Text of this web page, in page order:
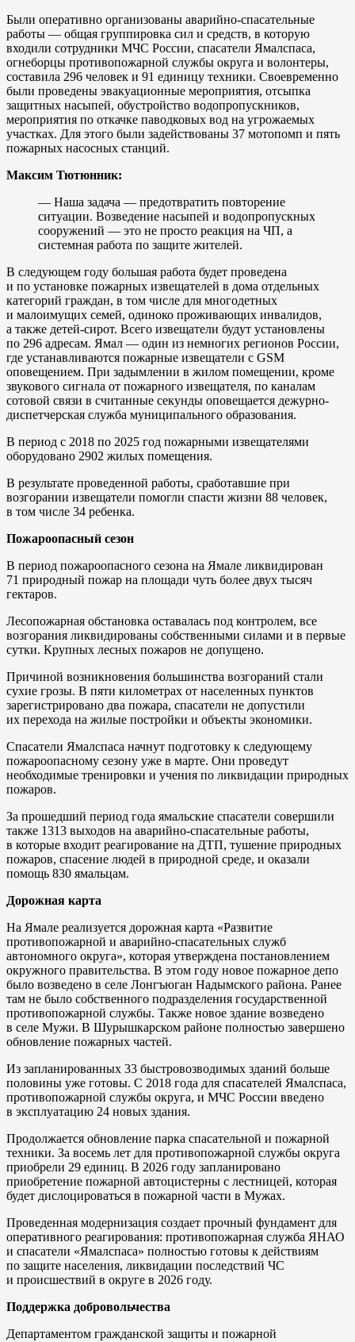
Были оперативно организованы аварийно-спасательные
работы — общая группировка сил и средств, в которую
входили сотрудники МЧС России, спасатели Ямалспаса,
огнеборцы противопожарной службы округа и волонтеры,
составила 296 человек и 91 единицу техники. Своевременно
были проведены эвакуационные мероприятия, отсыпка
защитных насыпей, обустройство водопропускников,
мероприятия по откачке паводковых вод на угрожаемых
участках. Для этого были задействованы 37 мотопомп и пять
пожарных насосных станций.
Максим Тютюнник:
— Наша задача — предотвратить повторение
ситуации. Возведение насыпей и водопропускных
сооружений — это не просто реакция на ЧП, а
системная работа по защите жителей.
В следующем году большая работа будет проведена
и по установке пожарных извещателей в дома отдельных
категорий граждан, в том числе для многодетных
и малоимущих семей, одиноко проживающих инвалидов,
а также детей-сирот. Всего извещатели будут установлены
по 296 адресам. Ямал — один из немногих регионов России,
где устанавливаются пожарные извещатели с GSM
оповещением. При задымлении в жилом помещении, кроме
звукового сигнала от пожарного извещателя, по каналам
сотовой связи в считанные секунды оповещается дежурно-
диспетчерская служба муниципального образования.
В период с 2018 по 2025 год пожарными извещателями
оборудовано 2902 жилых помещения.
В результате проведенной работы, сработавшие при
возгорании извещатели помогли спасти жизни 88 человек,
в том числе 34 ребенка.
Пожароопасный сезон
В период пожароопасного сезона на Ямале ликвидирован
71 природный пожар на площади чуть более двух тысяч
гектаров.
Лесопожарная обстановка оставалась под контролем, все
возгорания ликвидированы собственными силами и в первые
сутки. Крупных лесных пожаров не допущено.
Причиной возникновения большинства возгораний стали
сухие грозы. В пяти километрах от населенных пунктов
зарегистрировано два пожара, спасатели не допустили
их перехода на жилые постройки и объекты экономики.
Спасатели Ямалспаса начнут подготовку к следующему
пожароопасному сезону уже в марте. Они проведут
необходимые тренировки и учения по ликвидации природных
пожаров.
За прошедший период года ямальские спасатели совершили
также 1313 выходов на аварийно-спасательные работы,
в которые входит реагирование на ДТП, тушение природных
пожаров, спасение людей в природной среде, и оказали
помощь 830 ямальцам.
Дорожная карта
На Ямале реализуется дорожная карта «Развитие
противопожарной и аварийно-спасательных служб
автономного округа», которая утверждена постановлением
окружного правительства. В этом году новое пожарное депо
было возведено в селе Лонгъюган Надымского района. Ранее
там не было собственного подразделения государственной
противопожарной службы. Также новое здание возведено
в селе Мужи. В Шурышкарском районе полностью завершено
обновление пожарных частей.
Из запланированных 33 быстровозводимых зданий больше
половины уже готовы. С 2018 года для спасателей Ямалспаса,
противопожарной службы округа, и МЧС России введено
в эксплуатацию 24 новых здания.
Продолжается обновление парка спасательной и пожарной
техники. За восемь лет для противопожарной службы округа
приобрели 29 единиц. В 2026 году запланировано
приобретение пожарной автоцистерны с лестницей, которая
будет дислоцироваться в пожарной части в Мужах.
Проведенная модернизация создает прочный фундамент для
оперативного реагирования: противопожарная служба ЯНАО
и спасатели «Ямалспаса» полностью готовы к действиям
по защите населения, ликвидации последствий ЧС
и происшествий в округе в 2026 году.
Поддержка добровольчества
Департаментом гражданской защиты и пожарной